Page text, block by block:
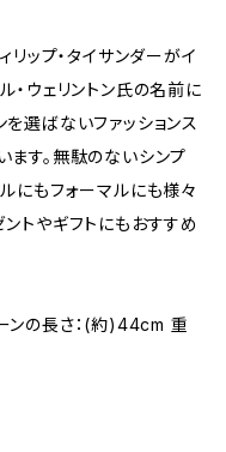
リップ・タイサンダーがイ
・ウェリントン氏の名前に
選ばないファッションス
す。無駄のないシンプ
にもフォーマルにも様々
トやギフトにもおすすめ
ンの長さ：(約)44cm 重